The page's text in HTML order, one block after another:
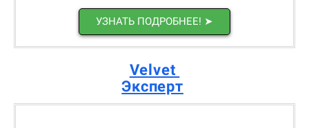
УЗНАТЬ ПОДРОБНЕЕ! ➤
Velvet
Эксперт